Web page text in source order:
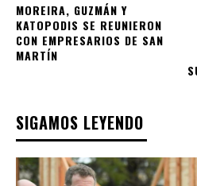
MOREIRA, GUZMÁN Y
KATOPODIS SE REUNIERON
CON EMPRESARIOS DE SAN
MARTÍN
SIGAMOS LEYENDO